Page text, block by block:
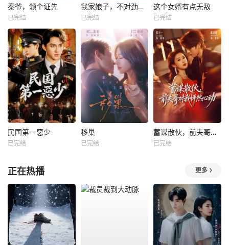
秦爷，领个证先
已完结
我家娘子，不对劲第四季
已完结
这个女婿有点无敌
已完结
民国第一惡少
已完结
移巢
已完结
蓄谋散伙，前夫哥对我怦然心动
已完结
正在热播 更多